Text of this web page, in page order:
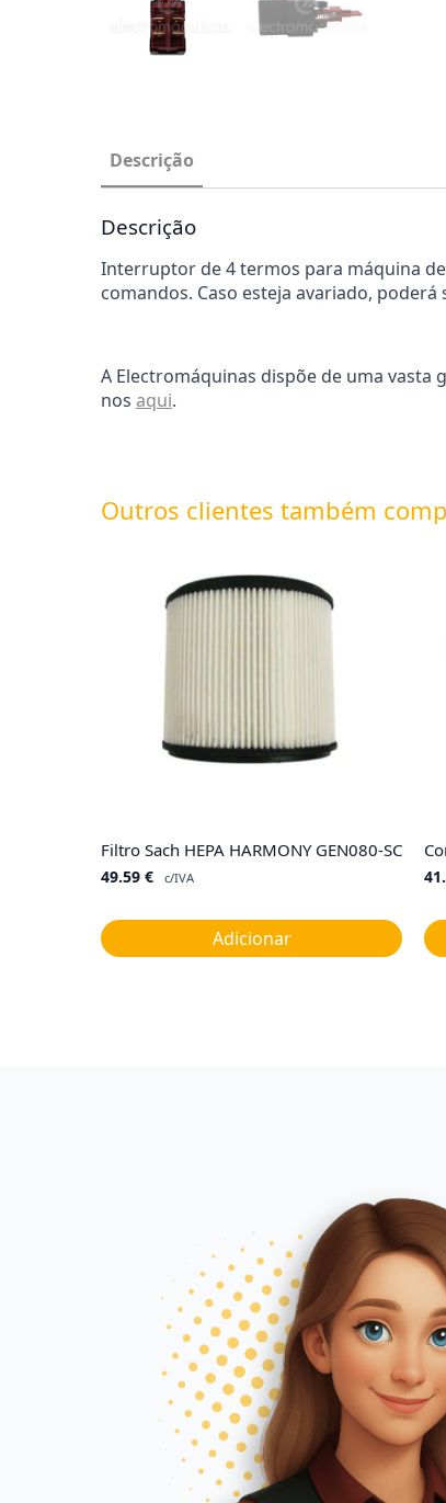
Descrição
Descrição
Interruptor de 4 termos para máquina
comandos. Caso esteja avariado,
A Electromáquinas dispõe de uma vasta
nos aqui.
Outros clientes também
Filtro Sach HEPA HARMONY GEN080-SC
49.59 € c/IVA
Adicionar